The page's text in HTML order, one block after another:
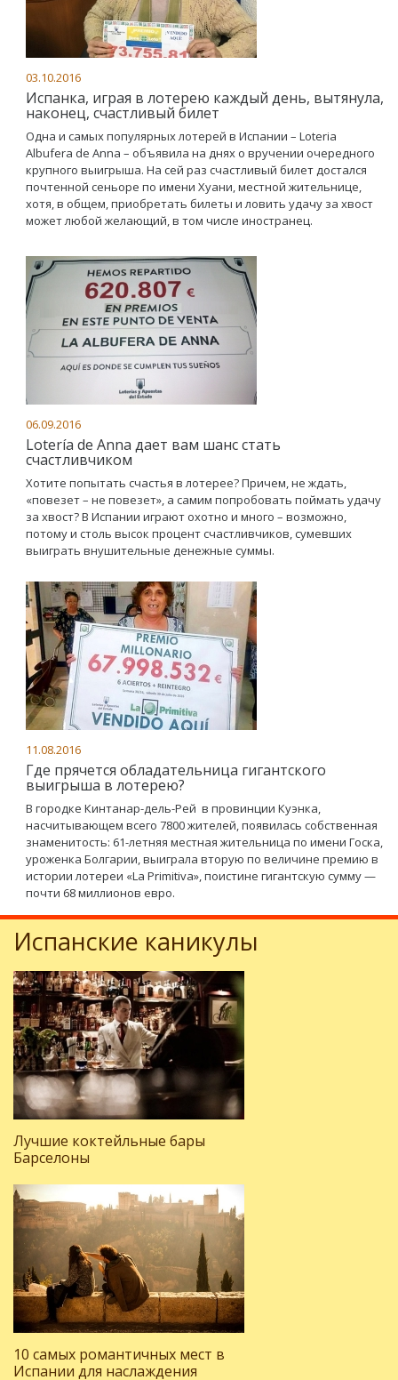
03.10.2016
Испанка, играя в лотерею каждый день, вытянула,
наконец, счастливый билет
Одна и самых популярных лотерей в Испании – Loteria
Albufera de Anna – объявила на днях о вручении очередного
крупного выигрыша. На сей раз счастливый билет достался
почтенной сеньоре по имени Хуани, местной жительнице,
хотя, в общем, приобретать билеты и ловить удачу за хвост
может любой желающий, в том числе иностранец.
06.09.2016
Lotería de Anna дает вам шанс стать
счастливчиком
Хотите попытать счастья в лотерее? Причем, не ждать,
«повезет – не повезет», а самим попробовать поймать удачу
за хвост? В Испании играют охотно и много – возможно,
потому и столь высок процент счастливчиков, сумевших
выиграть внушительные денежные суммы.
11.08.2016
Где прячется обладательница гигантского
выигрыша в лотерею?
В городке Кинтанар-дель-Рей в провинции Куэнка,
насчитывающем всего 7800 жителей, появилась собственная
знаменитость: 61-летняя местная жительница по имени Госка,
уроженка Болгарии, выиграла вторую по величине премию в
истории лотереи «La Primitiva», поистине гигантскую сумму —
почти 68 миллионов евро.
Испанские каникулы
Лучшие коктейльные бары
Барселоны
10 самых романтичных мест в
Испании для наслаждения